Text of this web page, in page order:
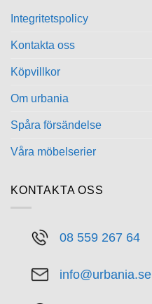
Integritetspolicy
Kontakta oss
Köpvillkor
Om urbania
Spåra försändelse
Våra möbelserier
KONTAKTA OSS
08 559 267 64
info@urbania.se